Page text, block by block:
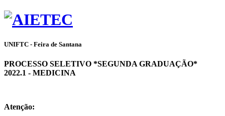
UNIFTC - Feira de Santana
PROCESSO SELETIVO *SEGUNDA GRADUAÇÃO*
2022.1 - MEDICINA
Atenção: